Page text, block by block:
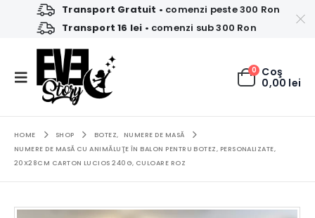
Transport Gratuit • comenzi peste 300 Ron
Transport 16 lei • comenzi sub 300 Ron
0 Coş
0,00 lei
HOME SHOP BOTEZ,
NUMERE DE MASĂ
NUMERE DE MASĂ CU ANIMĂLUŢE ÎN BALON PENTRU BOTEZ, PERSONALIZATE,
20X28CM CARTON LUCIOS 240G, CULOARE ROZ